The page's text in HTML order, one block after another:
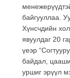
байгууллаа.
Хүнсчдийн
явуулдаг 20
үеэр
байдал,
уршиг эрүүл